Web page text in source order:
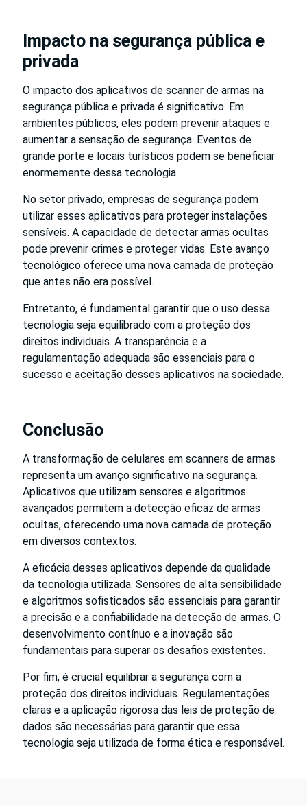
Impacto na segurança pública e
privada
O impacto dos aplicativos de scanner de armas na
segurança pública e privada é significativo. Em
ambientes públicos, eles podem prevenir ataques e
aumentar a sensação de segurança. Eventos de
grande porte e locais turísticos podem se beneficiar
enormemente dessa tecnologia.
No setor privado, empresas de segurança podem
utilizar esses aplicativos para proteger instalações
sensíveis. A capacidade de detectar armas ocultas
pode prevenir crimes e proteger vidas. Este avanço
tecnológico oferece uma nova camada de proteção
que antes não era possível.
Entretanto, é fundamental garantir que o uso dessa
tecnologia seja equilibrado com a proteção dos
direitos individuais. A transparência e a
regulamentação adequada são essenciais para o
sucesso e aceitação desses aplicativos na sociedade.
Conclusão
A transformação de celulares em scanners de armas
representa um avanço significativo na segurança.
Aplicativos que utilizam sensores e algoritmos
avançados permitem a detecção eficaz de armas
ocultas, oferecendo uma nova camada de proteção
em diversos contextos.
A eficácia desses aplicativos depende da qualidade
da tecnologia utilizada. Sensores de alta sensibilidade
e algoritmos sofisticados são essenciais para garantir
a precisão e a confiabilidade na detecção de armas. O
desenvolvimento contínuo e a inovação são
fundamentais para superar os desafios existentes.
Por fim, é crucial equilibrar a segurança com a
proteção dos direitos individuais. Regulamentações
claras e a aplicação rigorosa das leis de proteção de
dados são necessárias para garantir que essa
tecnologia seja utilizada de forma ética e responsável.